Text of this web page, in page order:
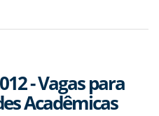
- Vagas para
Acadêmicas